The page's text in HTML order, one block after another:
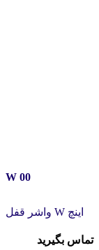
W 00
واشر قفل W اینچ
تماس بگیرید